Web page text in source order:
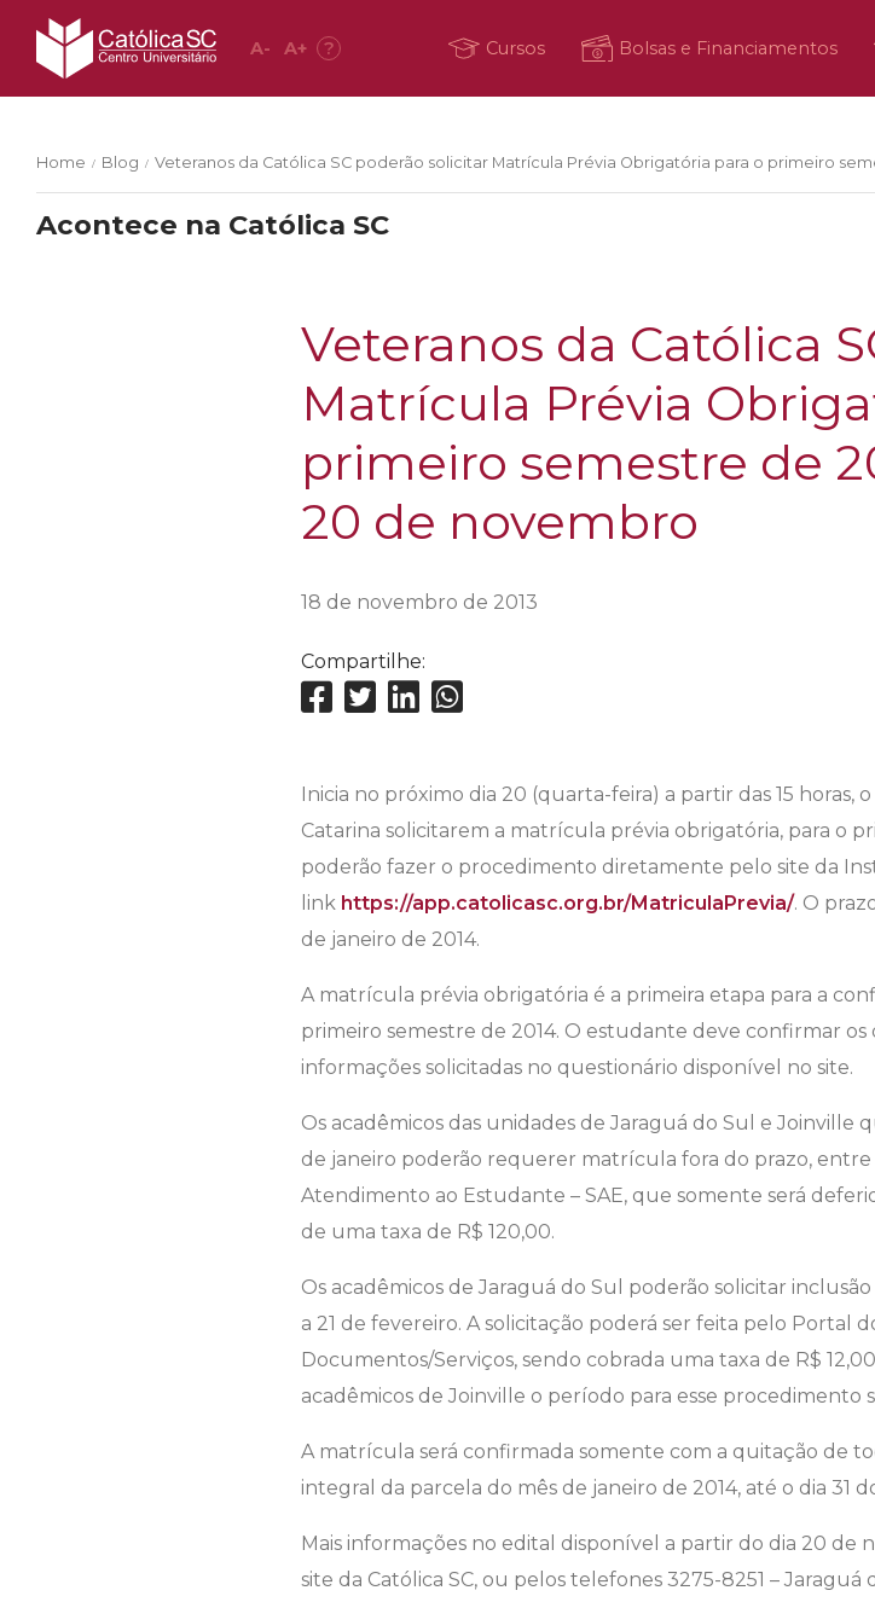
A- A+ ? Cursos Bolsas e Financiamentos
Home / Blog / Veteranos da Católica SC poderão solicitar Matrícula Prévia Obrigatória para o primeiro
Acontece na Católica SC
Veteranos da Católica
Matrícula Prévia
primeiro semestre de
20 de novembro
18 de novembro de 2013
Compartilhe:
Inicia no próximo dia 20 (quarta-feira) a partir das 15 horas,
Catarina solicitarem a matrícula prévia obrigatória, para o
poderão fazer o procedimento diretamente pelo site da
link https://app.catolicasc.org.br/MatriculaPrevia/. O
de janeiro de 2014.
A matrícula prévia obrigatória é a primeira etapa para a
primeiro semestre de 2014. O estudante deve confirmar os
informações solicitadas no questionário disponível no site.
Os acadêmicos das unidades de Jaraguá do Sul e
de janeiro poderão requerer matrícula fora do prazo, entre
Atendimento ao Estudante – SAE, que somente será
de uma taxa de R$ 120,00.
Os acadêmicos de Jaraguá do Sul poderão solicitar
a 21 de fevereiro. A solicitação poderá ser feita pelo Portal
Documentos/Serviços, sendo cobrada uma taxa de R$
acadêmicos de Joinville o período para esse procedimento
A matrícula será confirmada somente com a quitação de
integral da parcela do mês de janeiro de 2014, até o dia 31
Mais informações no edital disponível a partir do dia 20 de
site da Católica SC, ou pelos telefones 3275-8251 – Jaraguá